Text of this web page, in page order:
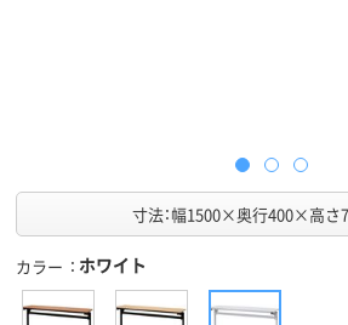
寸法：幅1500×奥行400×高さ
カラー ホワイト